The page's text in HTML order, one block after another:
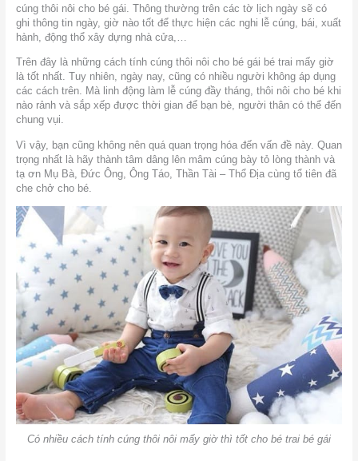
cúng thôi nôi cho bé gái. Thông thường trên các tờ lịch ngày sẽ có
ghi thông tin ngày, giờ nào tốt để thực hiện các nghi lễ cúng, bái, xuất
hành, động thổ xây dựng nhà cửa,…
Trên đây là những cách tính cúng thôi nôi cho bé gái bé trai mấy giờ
là tốt nhất. Tuy nhiên, ngày nay, cũng có nhiều người không áp dụng
các cách trên. Mà linh động làm lễ cúng đầy tháng, thôi nôi cho bé khi
nào rảnh và sắp xếp được thời gian để bạn bè, người thân có thể đến
chung vụi.
Vì vậy, bạn cũng không nên quá quan trọng hóa đến vấn đề này. Quan
trọng nhất là hãy thành tâm dâng lên mâm cúng bày tỏ lòng thành và
tạ ơn Mụ Bà, Đức Ông, Ông Táo, Thần Tài – Thổ Địa cùng tổ tiên đã
che chở cho bé.
Có nhiều cách tính cúng thôi nôi mấy giờ thì tốt cho bé trai bé gái